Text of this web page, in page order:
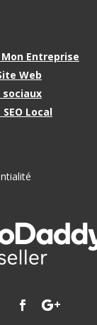
Entreprise
Web
sociaux
Local